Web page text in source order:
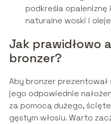
podkreśla
naturalne woski i
Jak prawidłowo
bronzer?
Aby bronzer
jego odpowiednie
za pomocą dużego,
gęstym włosiu. Warto